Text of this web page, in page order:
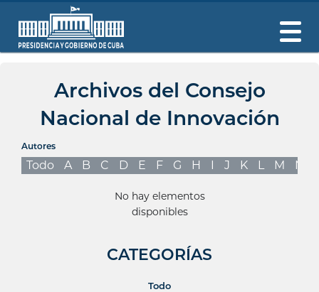
Archivos del Consejo
Nacional de Innovación
Autores
Todo A B C D E F G H I J K L M N
No hay elementos
disponibles
CATEGORÍAS
Todo